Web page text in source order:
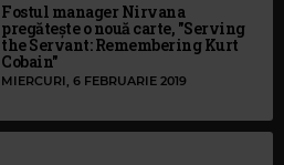
Fostul manager Nirvana
pregătește o nouă carte, "Serving
the Servant: Remembering Kurt
Cobain"
MIERCURI, 6 FEBRUARIE 2019